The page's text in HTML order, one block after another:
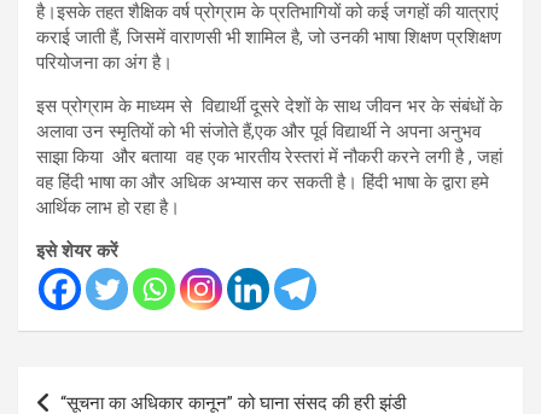
है।इसके तहत शैक्षिक वर्ष प्रोग्राम के प्रतिभागियों को कई जगहों की यात्राएं
कराई जाती हैं, जिसमें वाराणसी भी शामिल है, जो उनकी भाषा शिक्षण प्रशिक्षण
परियोजना का अंग है।
इस प्रोग्राम के माध्यम से विद्यार्थी दूसरे देशों के साथ जीवन भर के संबंधों के
अलावा उन स्मृतियों को भी संजोते हैं,एक और पूर्व विद्यार्थी ने अपना अनुभव
साझा किया और बताया वह एक भारतीय रेस्तरां में नौकरी करने लगी है , जहां
वह हिंदी भाषा का और अधिक अभ्यास कर सकती है। हिंदी भाषा के द्वारा हमे
आर्थिक लाभ हो रहा है।
इसे शेयर करें
Post
“सूचना का अधिकार कानून” को घाना संसद की हरी झंडी